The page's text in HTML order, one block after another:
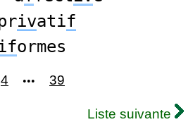
ivatif
ormes
4 ••• 39
Liste suivante